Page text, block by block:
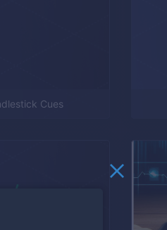
Cues